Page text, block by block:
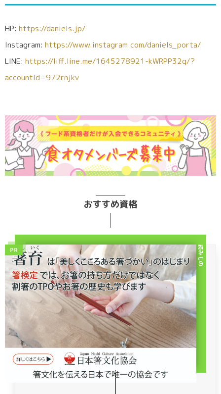
HP: https://daniels.jp/
Instagram: https://www.instagram.com/daniels_porta/
LINE: https://liff.line.me/1645278921-kWRPP32q/?
accountId=972rnjkv
おすすめ資格
読みもの
PR